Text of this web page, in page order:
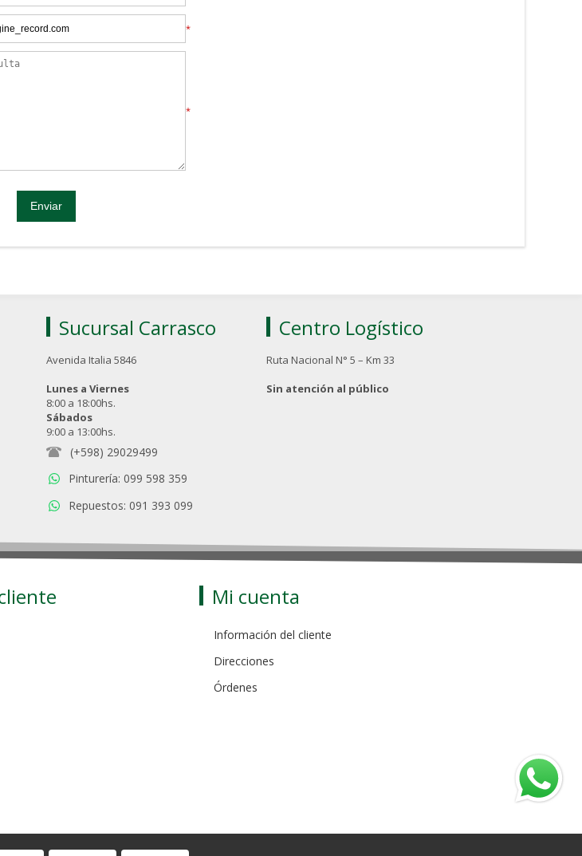
*
*
Sucursal Carrasco
Avenida Italia 5846
Lunes a Viernes
8:00 a 18:00hs.
Sábados
9:00 a 13:00hs.
(+598) 29029499
Pinturería: 099 598 359
Repuestos: 091 393 099
Centro Logístico
Ruta Nacional N° 5 – Km 33
Sin atención al público
Mi cuenta
Información del cliente
Direcciones
Órdenes